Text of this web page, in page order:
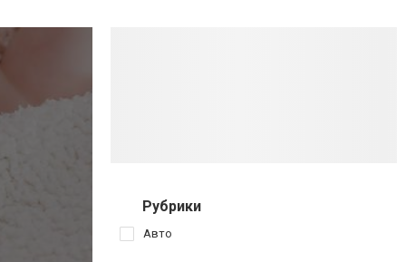
Рубрики
Авто